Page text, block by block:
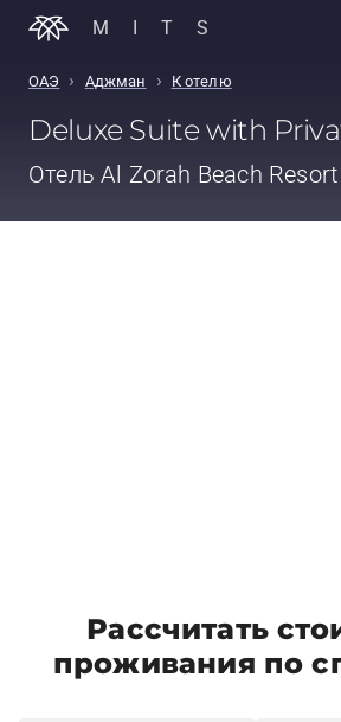
MITS
ОАЭ › Аджман › К отелю
Deluxe Suite with
ОтельAl Zorah Beach Resort
Рассчитать
проживания по